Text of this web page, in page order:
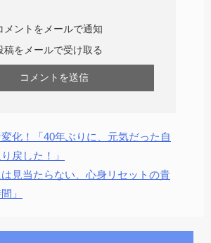
メントをメールで通知
稿をメールで受け取る
化！「40年ぶりに、元気だった自
戻した！」
は見当たらない、心身リセットの貴
」